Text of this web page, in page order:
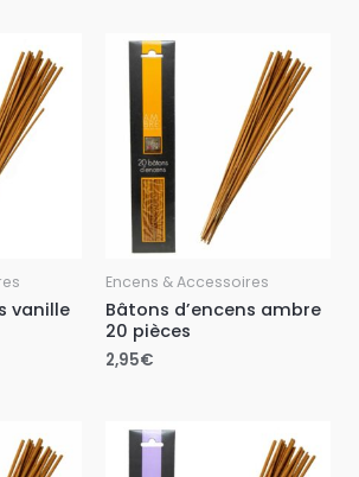
vanille
Encens & Accessoires
Bâtons d’encens ambre
20 pièces
2,95€